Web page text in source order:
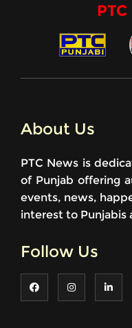
About Us
PTC News is
of Punjab offering
events, news,
interest to Punjabis
Follow Us